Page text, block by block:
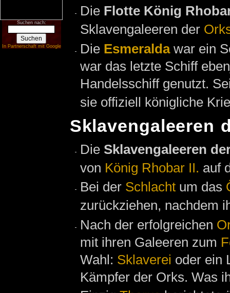
Suchen nach:
In Partnerschaft mit Google
Die Flotte König
Sklavengaleeren der
Die Esmeraldawar ein
war das letzte Schiff
Handelsschiff genutzt.
sie offiziell königliche
Sklavengaleeren
Die Sklavengaleeren
von König Rhobar II. auf
Bei der Schlacht um das
zurückziehen, nachdem
Nach der erfolgreichen
mit ihren Galeeren zum
Wahl: Sklaverei oder ein
Kämpfer der Orks. Was